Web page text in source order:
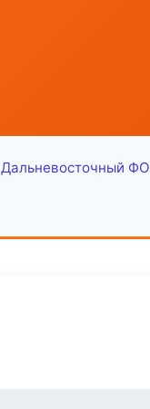
Дальневосточный ФО